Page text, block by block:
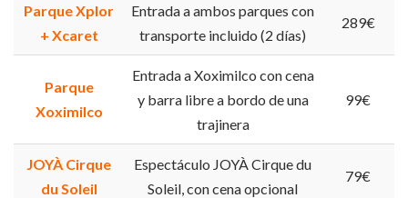
Parque Xplor
+ Xcaret
Entrada a ambos parques con
transporte incluido (2 días)
289€
Parque
Xoximilco
Entrada a Xoximilco con cena
y barra libre a bordo de una
trajinera
99€
JOYÀ Cirque
du Soleil
Espectáculo JOYÀ Cirque du
Soleil, con cena opcional
79€